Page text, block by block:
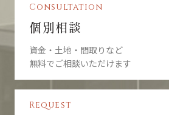
Consultation
個別相談
資金・土地・間取りなど
無料でご相談いただけます
Request